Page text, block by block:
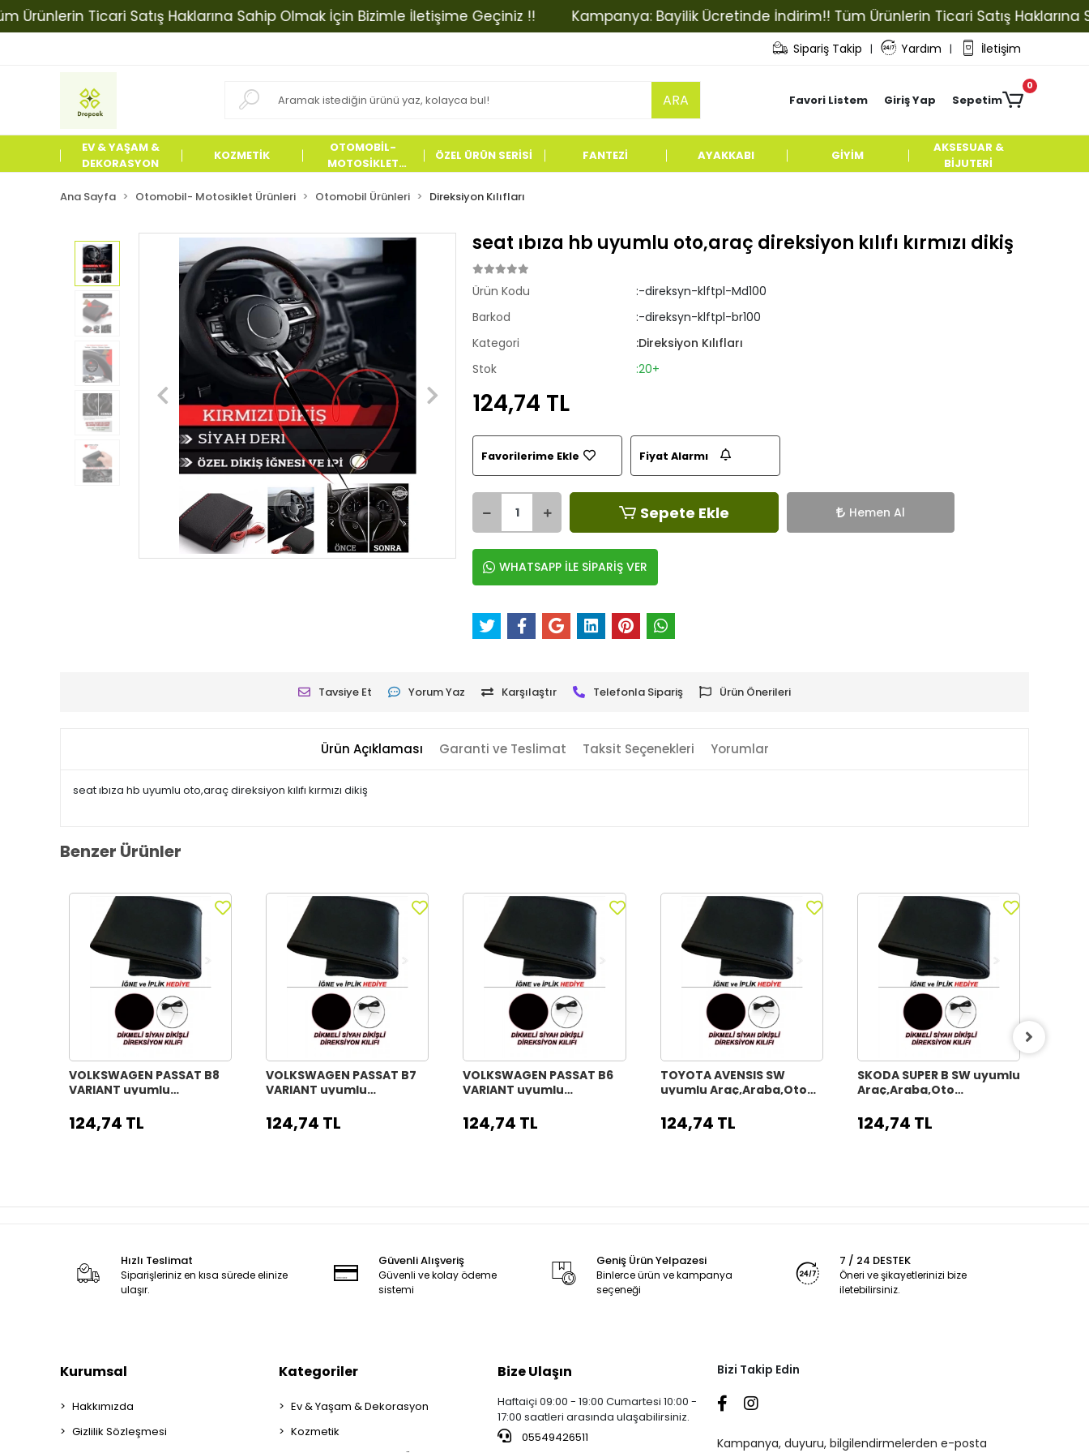
Ticari Satış Haklarına Sahip Olmak İçin Bizimle İletişime Geçiniz !! Kampanya: Bayilik Ücretinde İndirim!! Tüm Ürünlerin Ticari Satış Haklarına
Sipariş Takip | Yardım | İletişim
ARA Favori Listem Giriş Yap Sepetim
0
EV & YAŞAM &
DEKORASYON
KOZMETİK
OTOMOBİL-
MOTOSİKLET
ÖZEL ÜRÜN SERİSİ FANTEZİ AYAKKABI GİYİM
AKSESUAR &
BİJUTERİ
Ana Sayfa Otomobil- Motosiklet Ürünleri Otomobil Ürünleri Direksiyon Kılıfları
seat ıbıza hb uyumlu oto,araç direksiyon kılıfı kırmızı dikiş
Ürün Kodu
:-direksyn-klftpl-Md100
Barkod
:-direksyn-klftpl-br100
Kategori
:Direksiyon Kılıfları
Stok
:20+
124,74 TL
Favorilerime Ekle Fiyat Alarmı
Sepete Ekle Hemen Al
WHATSAPP İLE SİPARİŞ VER
Tavsiye Et Yorum Yaz Karşılaştır Telefonla Sipariş Ürün Önerileri
Ürün Açıklaması Garanti ve Teslimat Taksit Seçenekleri Yorumlar
seat ıbıza hb uyumlu oto,araç direksiyon kılıfı kırmızı dikiş
Benzer Ürünler
VOLKSWAGEN PASSAT B8
VARIANT uyumlu
direksiyon kılıfı siyah dikiş
124,74 TL
VOLKSWAGEN PASSAT B7
VARIANT uyumlu
direksiyon kılıfı siyah dikiş
124,74 TL
VOLKSWAGEN PASSAT B6
VARIANT uyumlu
direksiyon kılıfı siyah dikiş
124,74 TL
TOYOTA AVENSIS SW
uyumlu Araç,Araba,Oto
124,74 TL
SKODA SUPER B SW uyumlu
Araç,Araba,Oto
124,74 TL
Hızlı Teslimat
Siparişleriniz en kısa sürede elinize
ulaşır.
Güvenli Alışveriş
Güvenli ve kolay ödeme
sistemi
Geniş Ürün Yelpazesi
Binlerce ürün ve kampanya
seçeneği
7 / 24 DESTEK
Öneri ve şikayetlerinizi bize
iletebilirsiniz.
Kurumsal
Hakkımızda
Gizlilik Sözleşmesi
Kategoriler
Ev & Yaşam & Dekorasyon
Kozmetik
Bize Ulaşın
Haftaiçi 09:00 - 19:00 Cumartesi 10:00 -
17:00 saatleri arasında ulaşabilirsiniz.
05549426511
Bizi Takip Edin
Kampanya, duyuru, bilgilendirmelerden e-posta